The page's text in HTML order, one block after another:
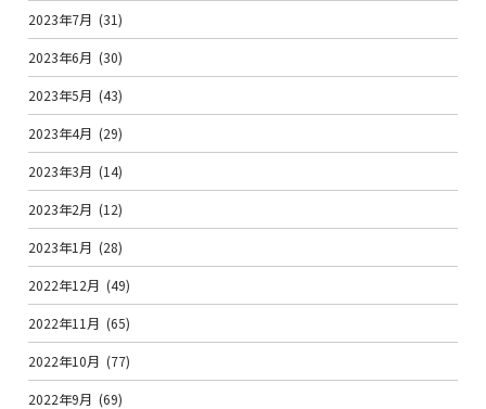
2023年7月 (31)
2023年6月 (30)
2023年5月 (43)
2023年4月 (29)
2023年3月 (14)
2023年2月 (12)
2023年1月 (28)
2022年12月 (49)
2022年11月 (65)
2022年10月 (77)
2022年9月 (69)